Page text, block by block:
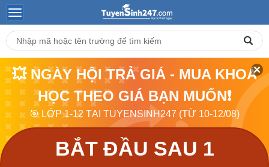
💥 NGÀY HỘI TRẢ GIÁ - MUA KHOÁ
HỌC THEO GIÁ BẠN MUỐN❗
🎯 LỚP 1-12 TẠI TUYENSINH247 (TỪ 10-12/08)
BẮT ĐẦU SAU 1